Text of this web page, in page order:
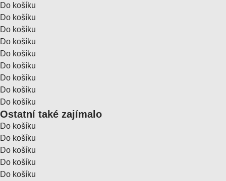
Do košíku
Do košíku
Do košíku
Do košíku
Do košíku
Do košíku
Do košíku
Do košíku
Do košíku
Ostatní také zajímalo
Do košíku
Do košíku
Do košíku
Do košíku
Do košíku